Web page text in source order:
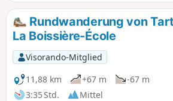
Rundwanderung von
La Boissière-École
Visorando-Mitglied
11,88 km
+67 m
-67 m
3:35 Std.
Mittel